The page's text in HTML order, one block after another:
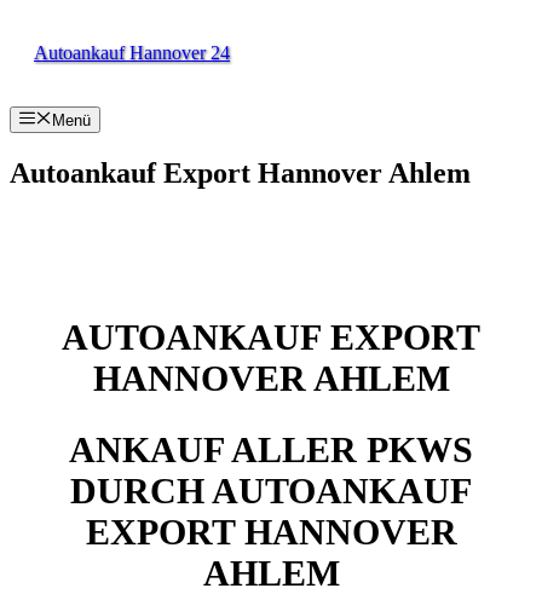
InhaltAutoankauf Hannover 24
Menü
Autoankauf Export Hannover Ahlem
AUTOANKAUF EXPORT
HANNOVER AHLEM
ANKAUF ALLER PKWS
DURCH AUTOANKAUF
EXPORT HANNOVER
AHLEM